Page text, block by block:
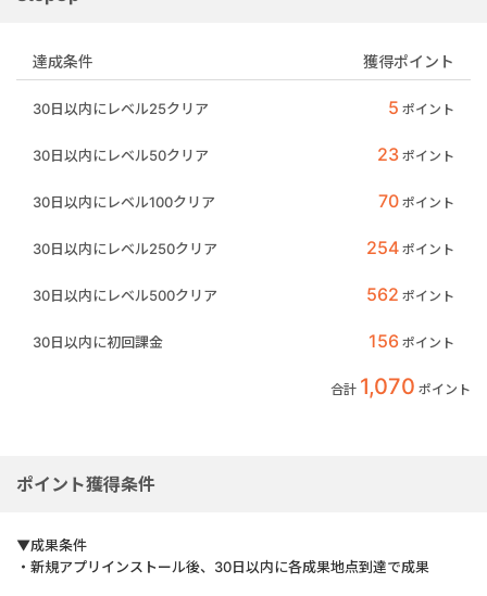
達成条件 獲得ポイント
30日以内にレベル25クリア 5 ポイント
30日以内にレベル50クリア 23 ポイント
30日以内にレベル100クリア 70 ポイント
30日以内にレベル250クリア 254 ポイント
30日以内にレベル500クリア 562 ポイント
30日以内に初回課金 156 ポイント
合計 1,070 ポイント
ポイント獲得条件
▼成果条件
・新規アプリインストール後、30日以内に各成果地点到達で成果